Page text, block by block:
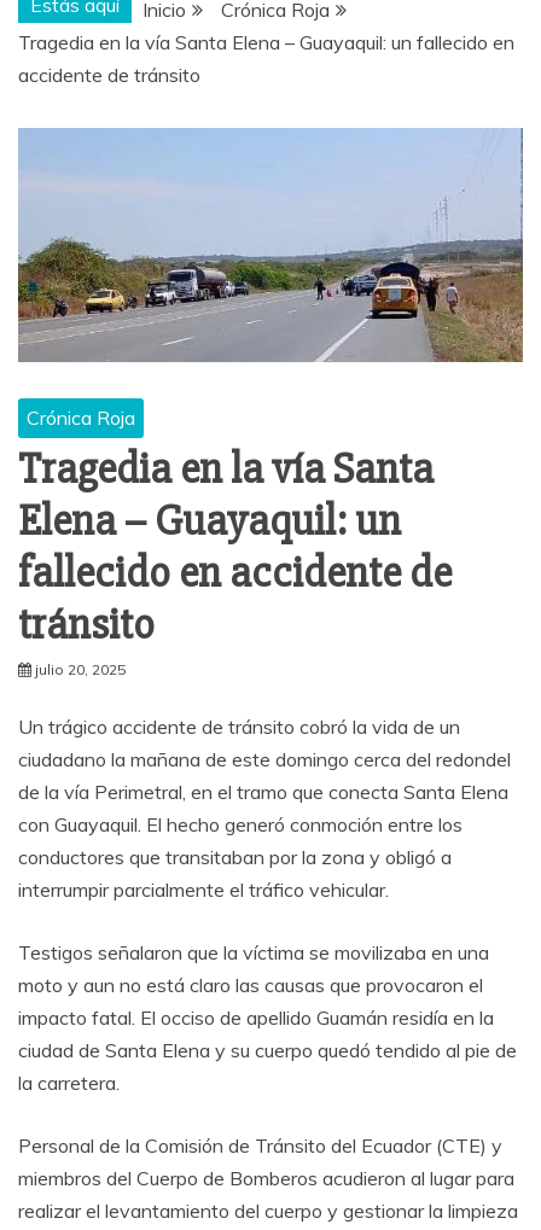
Inicio
Crónica Roja
Tragedia en la vía Santa Elena – Guayaquil: un fallecido en
accidente de tránsito
Crónica Roja
Tragedia en la vía Santa
Elena – Guayaquil: un
fallecido en accidente de
tránsito
julio 20, 2025
Un trágico accidente de tránsito cobró la vida de un
ciudadano la mañana de este domingo cerca del redondel
de la vía Perimetral, en el tramo que conecta Santa Elena
con Guayaquil. El hecho generó conmoción entre los
conductores que transitaban por la zona y obligó a
interrumpir parcialmente el tráfico vehicular.
Testigos señalaron que la víctima se movilizaba en una
moto y aun no está claro las causas que provocaron el
impacto fatal. El occiso de apellido Guamán residía en la
ciudad de Santa Elena y su cuerpo quedó tendido al pie de
la carretera.
Personal de la Comisión de Tránsito del Ecuador (CTE) y
miembros del Cuerpo de Bomberos acudieron al lugar para
realizar el levantamiento del cuerpo y gestionar la limpieza